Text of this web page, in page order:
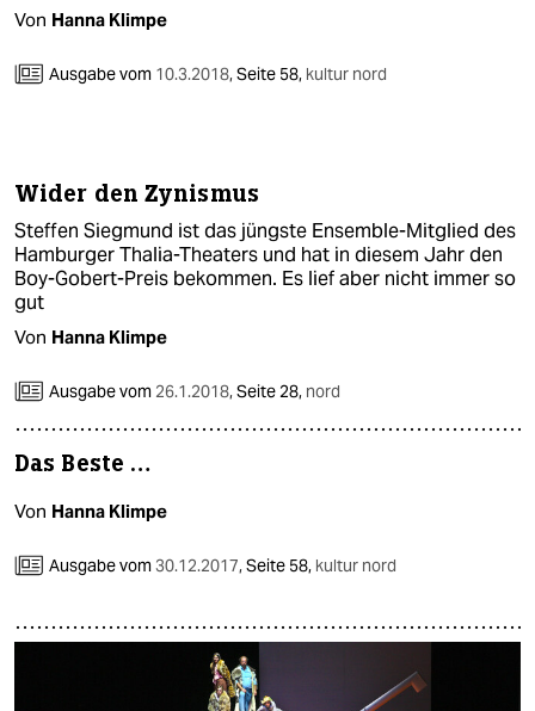
Von Hanna Klimpe
Ausgabe vom 10.3.2018,Seite 58, kultur nord
Wider den Zynismus
Steffen Siegmund ist das jüngste Ensemble-Mitglied des
Hamburger Thalia-Theaters und hat in diesem Jahr den
Boy-Gobert-Preis bekommen. Es lief aber nicht immer so
gut
Von Hanna Klimpe
Ausgabe vom 26.1.2018,Seite 28, nord
Das Beste …
Von Hanna Klimpe
Ausgabe vom30.12.2017,Seite 58, kultur nord